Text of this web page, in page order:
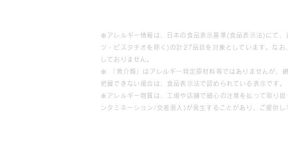
※アレルギー情報は、日本の食品表示基準(食品表示法)にて
ツ・ピスタチオを除く)の計27品目を対象としています。な
しておりません。
※ 「魚介類」はアレルギー特定原材料等ではありませんが、
把握できない場合は、食品表示法で認められている表示です。
※アレルギー物質は、工場や店舗で細心の注意を払って取り
ンタミネーション/交差混入)が発生することがあり、ご提供